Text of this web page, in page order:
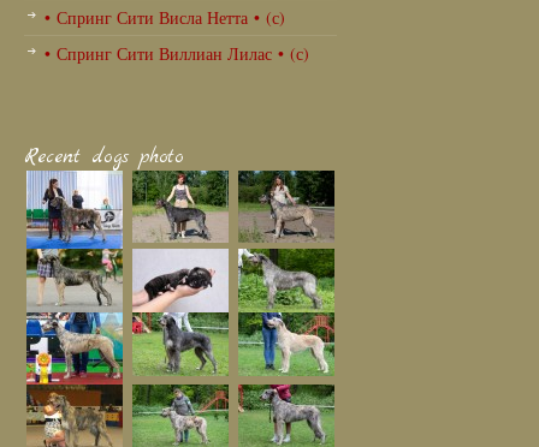
• Спринг Сити Висла Нетта • (с)
• Спринг Сити Виллиан Лилас • (с)
Recent dogs photo